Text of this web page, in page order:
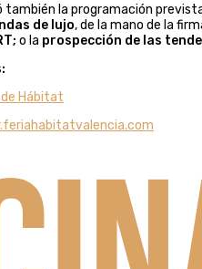
también la programación
de lujo, de la mano de la
o la prospección de las
Hábitat